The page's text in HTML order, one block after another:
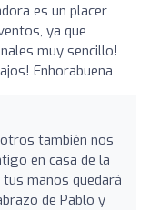
es un placer
ya que
muy sencillo!
Enhorabuena
también nos
en casa de la
manos quedará
de Pablo y